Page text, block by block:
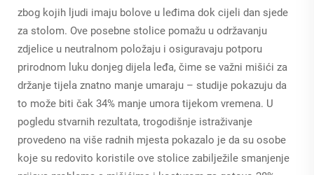
zbog kojih ljudi imaju bolove u leđima dok cijeli dan sjede
za stolom. Ove posebne stolice pomažu u održavanju
zdjelice u neutralnom položaju i osiguravaju potporu
prirodnom luku donjeg dijela leđa, čime se važni mišići za
držanje tijela znatno manje umaraju – studije pokazuju da
to može biti čak 34% manje umora tijekom vremena. U
pogledu stvarnih rezultata, trogodišnje istraživanje
provedeno na više radnih mjesta pokazalo je da su osobe
koje su redovito koristile ove stolice zabilježile smanjenje